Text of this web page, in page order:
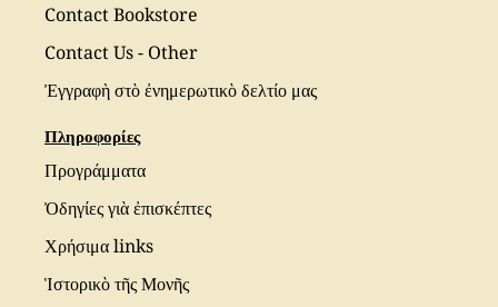
Contact Bookstore
Contact Us - Other
Ἐγγραφὴ στὸ ἐνημερωτικὸ δελτίο μας
Πληροφορίες
Προγράμματα
Ὀδηγίες γιὰ ἐπισκέπτες
Χρήσιμα links
Ἱστορικὸ τῆς Μονῆς